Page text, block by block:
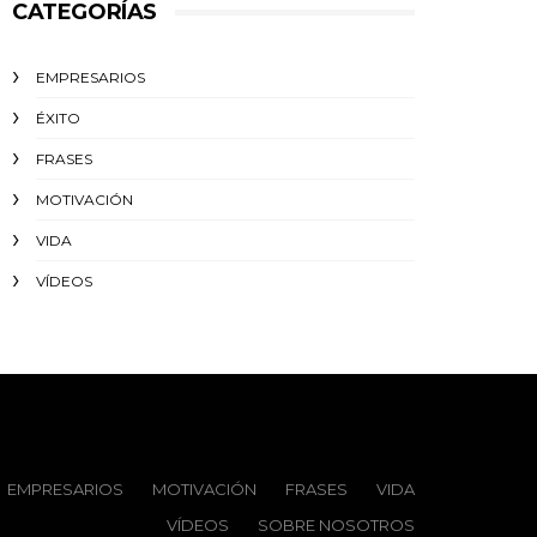
CATEGORÍAS
EMPRESARIOS
ÉXITO‬
FRASES
MOTIVACIÓN
VIDA
VÍDEOS
EMPRESARIOS MOTIVACIÓN FRASES
VIDA
VÍDEOS
SOBRE NOSOTROS